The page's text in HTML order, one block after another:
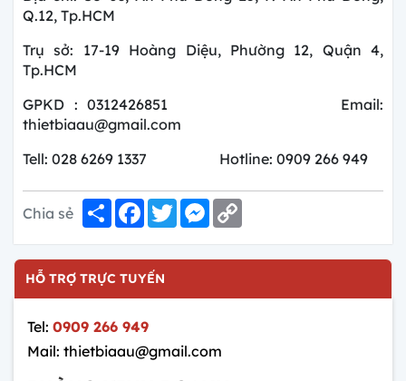
Q.12, Tp.HCM
Trụ sở: 17-19 Hoàng Diệu, Phường 12, Quận 4,
Tp.HCM
GPKD : 0312426851 Email:
thietbiaau@gmail.com
Tell: 028 6269 1337 Hotline: 0909 266 949
Chia sẻ ShareFacebook
TwitterMessenger
HỖ TRỢ TRỰC TUYẾN
Tel: 0909 266 949
Mail: thietbiaau@gmail.com